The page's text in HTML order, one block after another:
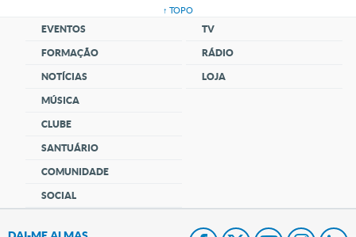
↑ TOPO
EVENTOS
FORMAÇÃO
NOTÍCIAS
MÚSICA
CLUBE
SANTUÁRIO
COMUNIDADE
SOCIAL
TV
RÁDIO
LOJA